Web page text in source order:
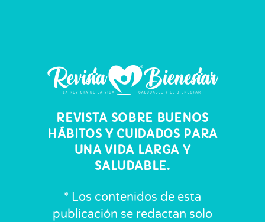
REVISTA SOBRE BUENOS
HÁBITOS Y CUIDADOS PARA
UNA VIDA LARGA Y
SALUDABLE.
* Los contenidos de esta
publicación se redactan solo